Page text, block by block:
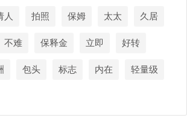
人 拍照 保姆 太太 久居
不难 保释金 立即 好转
包头 标志 内在 轻量级